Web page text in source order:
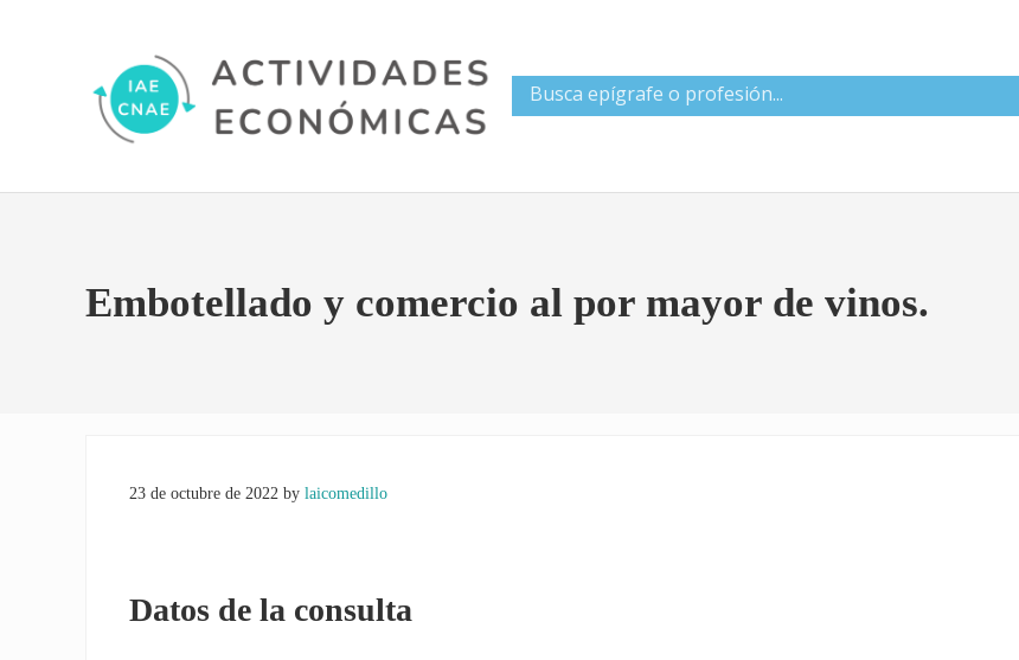
Embotellado y comercio al por mayor de vinos.
23 de octubre de 2022 bylaicomedillo
Datos de la consulta